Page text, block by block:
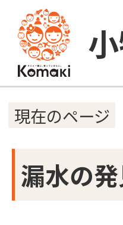
現在のページ
漏水の